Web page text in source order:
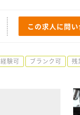
この求人に問
験可 ブランク可 残